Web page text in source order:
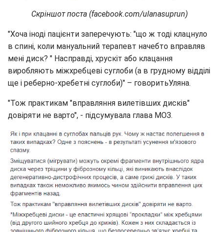
Скріншот поста (facebook.com/ulanasuprun)
"Хоча іноді пацієнти заперечують: "що ж тоді клацнуло
в спині, коли мануальний терапевт начебто вправляв
мені диск? " Насправді, хрускіт або клацання
виробляють міжхребцеві суглоби (а в грудному відділі
ще і реберно-хребетні суглоби)" – говоритьУляна.
"Тож практикам "вправляння вилетівших дисків"
довіряти не варто", - підсумувала глава МОЗ.